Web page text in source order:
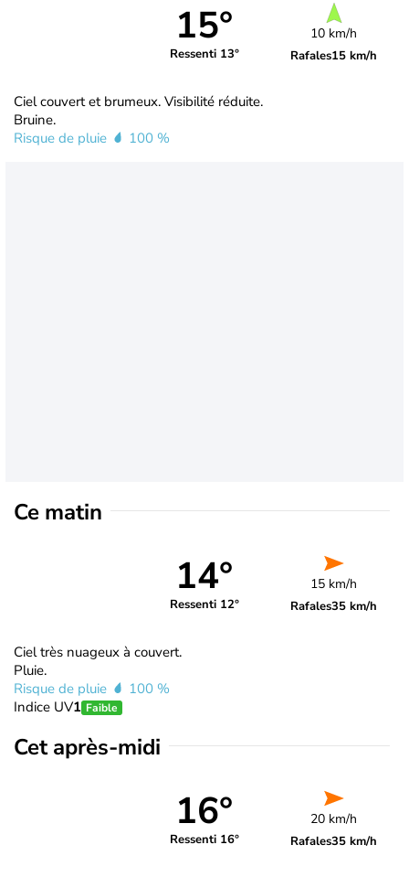
15°
Ressenti 13°
10 km/h
Rafales15 km/h
Ciel couvert et brumeux. Visibilité réduite.
Bruine.
Risque de pluie
100 %
Ce matin
14°
Ressenti 12°
15 km/h
Rafales35 km/h
Ciel très nuageux à couvert.
Pluie.
Risque de pluie
100 %
Indice UV1 Faible
Cet après-midi
16°
Ressenti 16°
20 km/h
Rafales35 km/h